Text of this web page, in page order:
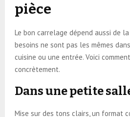
pièce
Le bon carrelage dépend aussi de
besoins ne sont pas les mêmes
cuisine ou une entrée. Voici
concrètement.
Dans une petite
Mise sur des tons clairs, un format